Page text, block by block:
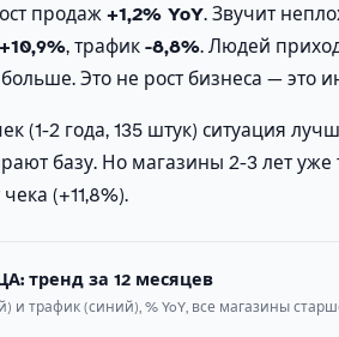
продаж+1,2% YoY. Звучит
, трафик-8,8%. Людей
больше. Это не рост бизнеса — это
(1-2 года, 135 штук) ситуация
базу. Но магазины 2-3 лет уже
(+11,8%).
тренд за 12 месяцев
и трафик (синий), % YoY, все магазины